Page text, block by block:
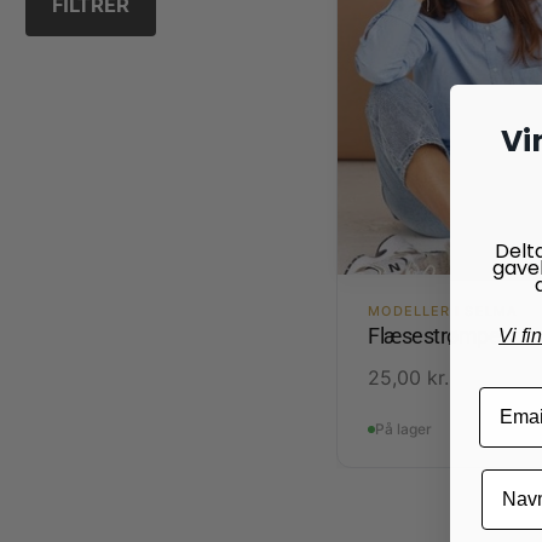
MODELLER I SELMA
Flæsestrømper
25,00 kr.
På lager
Vi